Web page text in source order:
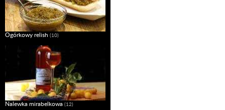
Ogórkowy relish (10)
Nalewka mirabelkowa (12)